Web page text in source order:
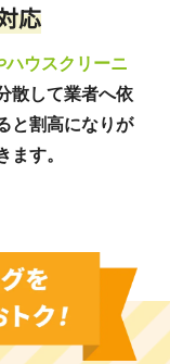
応
ハウスクリーニ
散して業者へ依
と割高になりが
ます。